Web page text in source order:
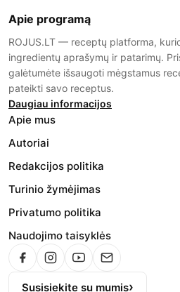
Apie programą
ROJUS.LT — receptų platforma,
ingredientų aprašymų ir patarimų.
galėtumėte išsaugoti mėgstamus
pateikti savo receptus.
Daugiau informacijos
Apie mus
Autoriai
Redakcijos politika
Turinio žymėjimas
Privatumo politika
Naudojimo taisyklės
Susisiekite su mumis